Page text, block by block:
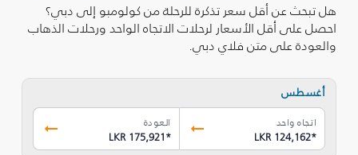
هل تبحث عن أقل سعر تذكرة للرحلة من كولومبو إلى دبي؟
احصل على أقل الأسعار لرحلات الاتجاه الواحد ورحلات الذهاب
والعودة على متن فلاي دبي.
أغسطس
اتجاه واحد
LKR 124,162*
العودة
LKR 175,921*